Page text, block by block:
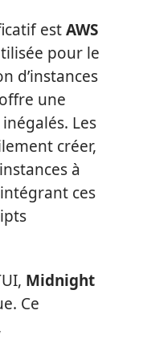
estAWS
pour le
d’instances
une
Les
créer,
à
ces
Midnight
Ce